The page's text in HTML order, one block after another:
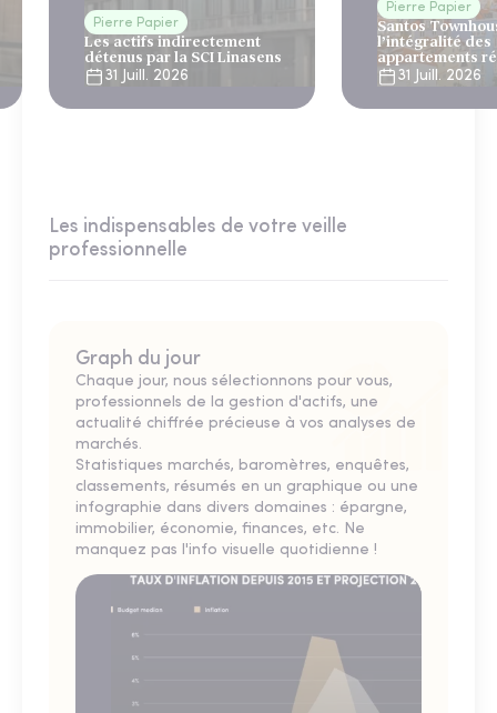
Pierre Papier
Les actifs indirectement
détenus par la SCI Linasens
31 Juill. 2026
Pierre Papier
Santos
l’intégralité des
appartements
Lisbonne
31 Juill. 2026
Les indispensables de votre veille
professionnelle
Graph du jour
Chaque jour, nous sélectionnons pour vous,
professionnels de la gestion d'actifs, une
actualité chiffrée précieuse à vos analyses de
marchés.
Statistiques marchés, baromètres, enquêtes,
classements, résumés en un graphique ou une
infographie dans divers domaines : épargne,
immobilier, économie, finances, etc. Ne
manquez pas l'info visuelle quotidienne !